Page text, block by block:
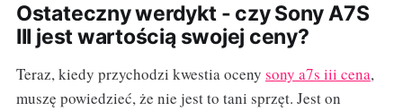
Ostateczny werdykt - czy Sony A7S
III jest wartością swojej ceny?
Teraz, kiedy przychodzi kwestia oceny sony a7s iii cena,
muszę powiedzieć, że nie jest to tani sprzęt. Jest on